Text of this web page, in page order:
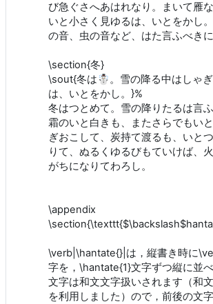
び急ぐさへあはれなり。まいて雁
いと小さく見ゆるは、いとをかし
の音、虫の音など、はた言ふべきに
\section{冬}
\sout{冬は☃。雪の降る中はしゃ
は、いとをかし。}%
冬はつとめて。雪の降りたるは言
霜のいと白きも、またさらでもい
ぎおこして、炭持て渡るも、いと
りて、ぬるくゆるびもていけば、
がちになりてわろし。
\appendix
\verb|\hantate{}|は，縦書き時に
字を，\hantate{1}文字ずつ縦に並
文字は和文文字扱いされます（和
を利用しました）ので，前後の文